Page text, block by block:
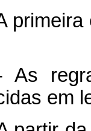
As
em